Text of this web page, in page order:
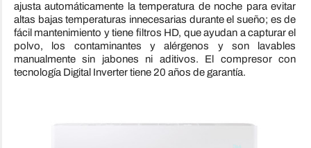
ajusta automáticamente la temperatura de noche para evitar
altas bajas temperaturas innecesarias durante el sueño; es de
fácil mantenimiento y tiene filtros HD, que ayudan a capturar el
polvo, los contaminantes y alérgenos y son lavables
manualmente sin jabones ni aditivos. El compresor con
tecnología Digital Inverter tiene 20 años de garantía.